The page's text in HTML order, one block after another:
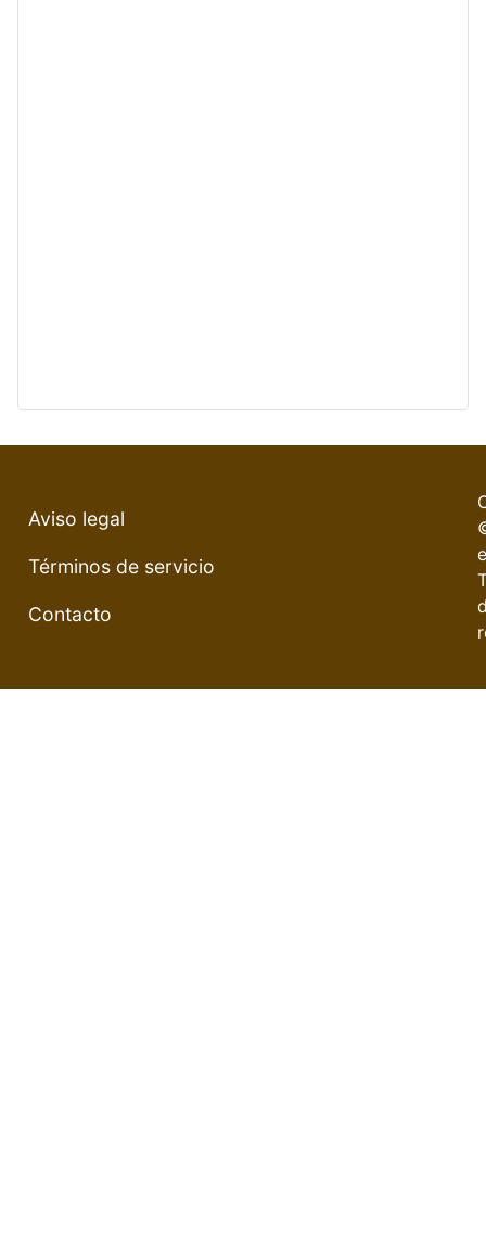
Aviso legal
Términos de servicio
Contacto